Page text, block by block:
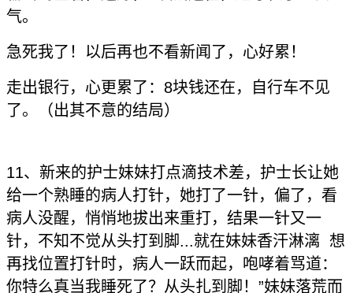
气。
急死我了！以后再也不看新闻了，心好累！
走出银行，心更累了：8块钱还在，自行车不见
了。（出其不意的结局）
11、新来的护士妹妹打点滴技术差，护士长让她
给一个熟睡的病人打针，她打了一针，偏了，看
病人没醒，悄悄地拔出来重打，结果一针又一
针，不知不觉从头打到脚...就在妹妹香汗淋漓 想
再找位置打针时，病人一跃而起，咆哮着骂道：
你特么真当我睡死了？从头扎到脚！”妹妹落荒而